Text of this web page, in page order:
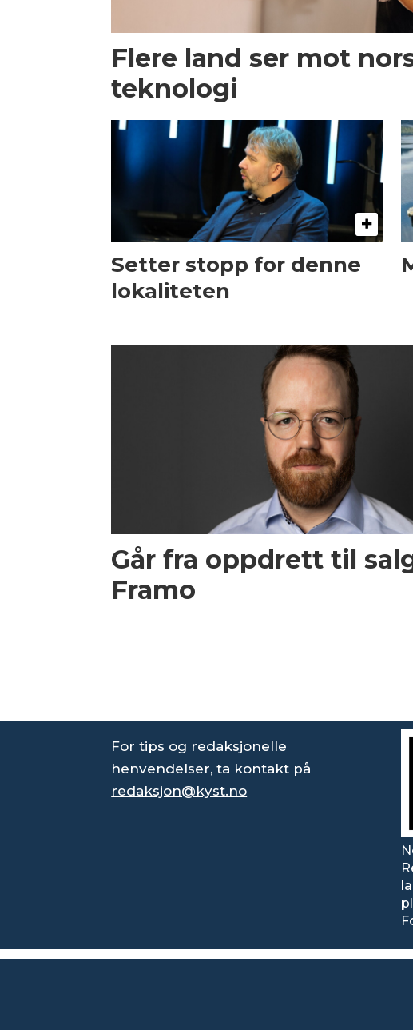
Flere land ser mot
teknologi
Setter stopp for denne
lokaliteten
Går fra oppdrett til
Framo
For tips og redaksjonelle
henvendelser, ta kontakt på
redaksjon@kyst.no